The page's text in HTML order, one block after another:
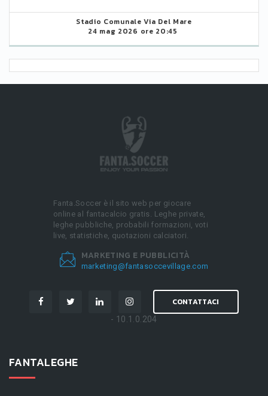
Stadio Comunale Via Del Mare
24 mag 2026 ore 20:45
Fanta.Soccer è il sito web per giocare
online al fantacalcio gratis. Leghe private,
leghe pubbliche, probabili formazioni, voti
live, statistiche, quotazioni calciatori.
MARKETING E PUBBLICITÀ
marketing@fantasoccevillage.com
CONTATTACI
- 10.1.0.204
FANTALEGHE